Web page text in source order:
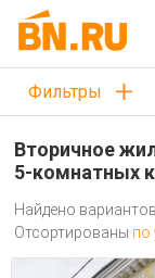
Фильтры
Вторичное
5-комнатных
Найдено вариантов
Отсортированы по